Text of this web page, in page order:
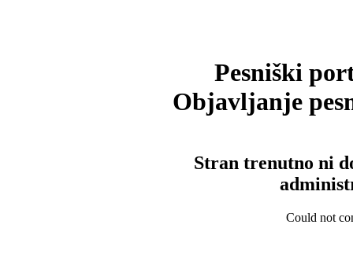
Pesniški
Objavljanje
Stran trenutno ni
Could not